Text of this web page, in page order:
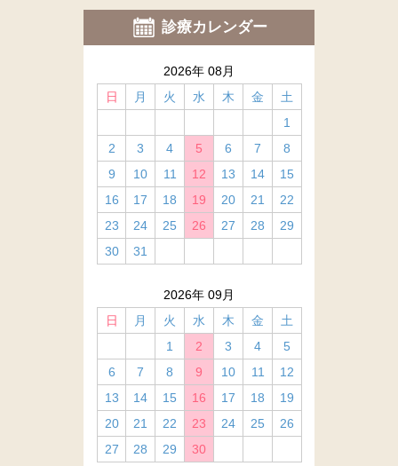
診療カレンダー
2026年 08月
日
月 火 水 木 金
土
1
2
3 4 5 6 7
8
9
10 11 12 13 14
15
16
17 18 19 20 21
22
23
24 25 26 27 28
29
30
31
2026年 09月
日
月 火 水 木 金
土
1
2 3 4
5
6
7 8 9 10 11
12
13
14 15 16 17 18
19
20
21 22 23 24 25
26
27
28 29 30